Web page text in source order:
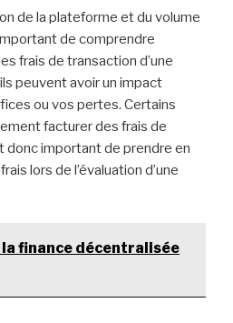
de la plateforme et du volume
de comprendre
frais de transaction d’une
peuvent avoir un impact
ou vos pertes. Certains
facturer des frais de
donc important de prendre en
lors de l’évaluation d’une
la finance décentralisée